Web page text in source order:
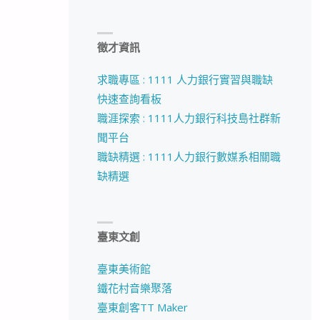
徵才資訊
求職專區 : 1111 人力銀行實習與職缺
快速查詢看板
職涯探索 : 1111人力銀行科技島社群新
聞平台
職缺精選 : 1111人力銀行數媒系相關職
缺精選
臺東文創
臺東美術館
鐵花村音樂聚落
臺東創客TT Maker